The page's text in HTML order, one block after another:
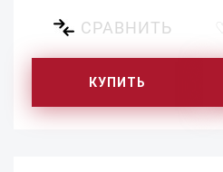
СРАВНИТЬ
КУПИТЬ